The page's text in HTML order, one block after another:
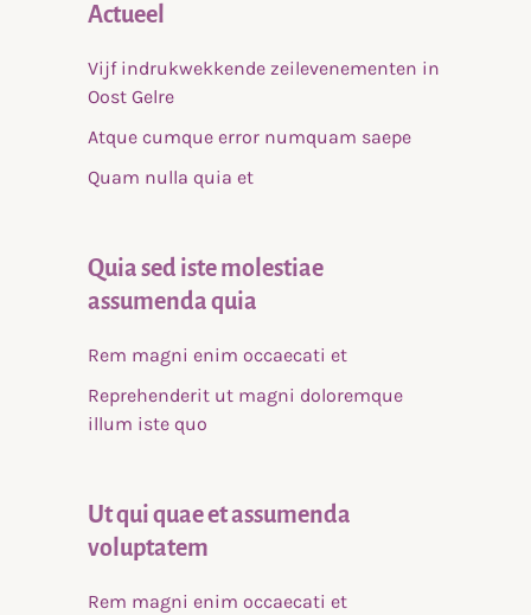
Actueel
Vijf indrukwekkende zeilevenementen in
Oost Gelre
Atque cumque error numquam saepe
Quam nulla quia et
Quia sed iste molestiae
assumenda quia
Rem magni enim occaecati et
Reprehenderit ut magni doloremque
illum iste quo
Ut qui quae et assumenda
voluptatem
Rem magni enim occaecati et